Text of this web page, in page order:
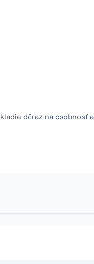
dôraz na osobnosť a